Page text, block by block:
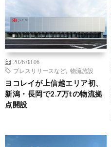
2026.08.06
プレスリリースなど
物流施設
ヨコレイが上信越エリア初、
新潟・長岡で2.7万tの物流拠
点開設